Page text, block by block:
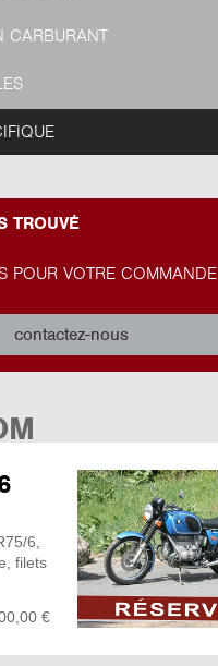
CARBURANT
TROUVÉ
POUR VOTRE COMMANDE
contactez-nous
6,
filets
€